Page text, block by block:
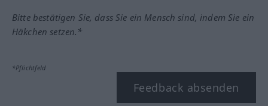
Bitte bestätigen Sie, dass Sie ein Mensch sind, indem Sie ein
Häkchen setzen.*
*Pflichtfeld
Feedback absenden